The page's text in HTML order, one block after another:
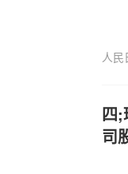
人民
四;
司